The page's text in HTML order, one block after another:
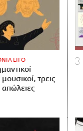
LIFO
τρεις
απώλειες